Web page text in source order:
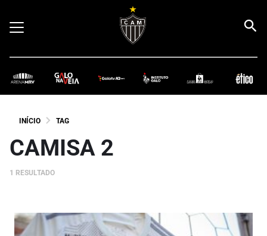
INÍCIO TAG
CAMISA 2
1 RESULTADO